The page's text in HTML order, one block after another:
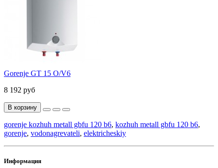
Gorenje GT 15 O/V6
8 192 руб
В корзину
gorenje kozhuh metall gbfu 120 b6, kozhuh metall gbfu 120 b6,
gorenje, vodonagrevateli, elektricheskiy
Информация